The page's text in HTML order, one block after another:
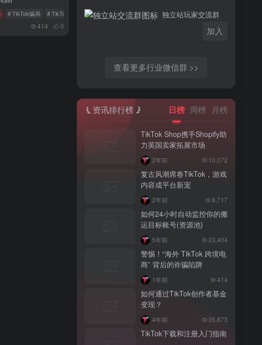
# TikTok骗局 # TikTok代运营 # 国际版抖音店铺
414 0
独立站玩家交流群
加入
查看更多行业微信群 >>
资讯排行榜 日榜 周榜 月榜
TikTok Shop携手Shopify助
力英国卖家拓展市场
2年前 10,072
复古风潮席卷TikTok，游戏
内容成平台新宠
2年前 8,717
如何24小时自动监控你的搬
运目标账号(资源池)
5年前 23,404
警惕！“海外 TikTok 跨境电
商” 背后的诈骗陷阱
1年前 414
如何通过TikTok创作者基金
变现？
4年前 35,873
TikTok下载和注册入门指南